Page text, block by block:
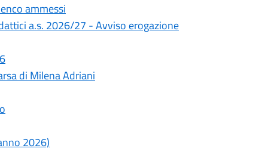
ammessi
a.s. 2026/27 - Avviso erogazione
di Milena Adriani
2026)